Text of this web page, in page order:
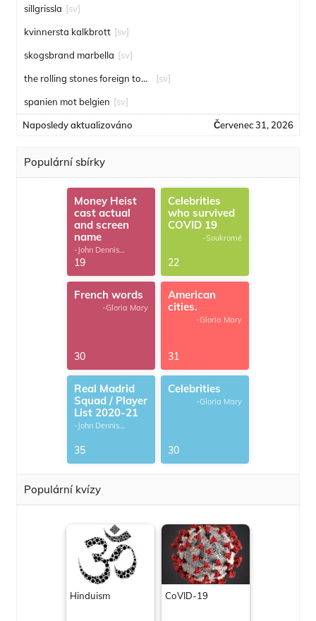
sillgrissla [sv]
kvinnersta kalkbrott [sv]
skogsbrand marbella [sv]
the rolling stones foreign tongues [sv]
spanien mot belgien [sv]
Naposledy aktualizováno Červenec 31, 2026
Populární sbírky
Money Heist
cast actual
and screen
name
-John Dennis
G.Thomas
19
Celebrities
who survived
COVID 19
-Soukromé
22
French words
-Gloria Mary
30
American
cities.
-Gloria Mary
31
Real Madrid
Squad / Player
List 2020-21
-John Dennis
35
Celebrities
-Gloria Mary
30
Populární kvízy
Hinduism CoVID-19